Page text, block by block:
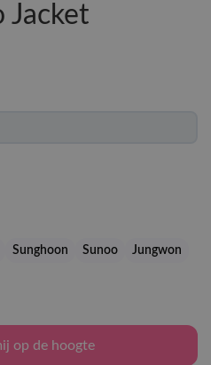
Jacket
Sunghoon Sunoo Jungwon
op de hoogte